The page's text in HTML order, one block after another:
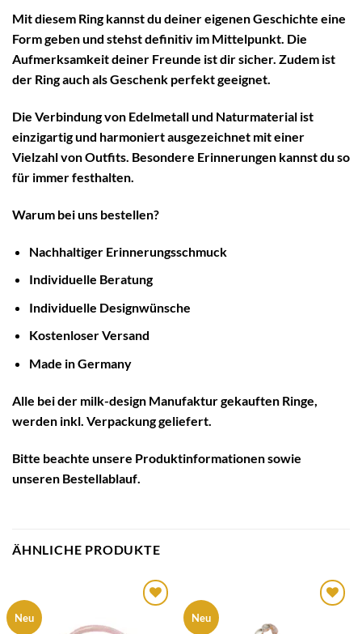
Mit diesem Ring kannst du deiner eigenen Geschichte eine
Form geben und stehst definitiv im Mittelpunkt. Die
Aufmerksamkeit deiner Freunde ist dir sicher. Zudem ist
der Ring auch als Geschenk perfekt geeignet.
Die Verbindung von Edelmetall und Naturmaterial ist
einzigartig und harmoniert ausgezeichnet mit einer
Vielzahl von Outfits. Besondere Erinnerungen kannst du so
für immer festhalten.
Warum bei uns bestellen?
Nachhaltiger Erinnerungsschmuck
Individuelle Beratung
Individuelle Designwünsche
Kostenloser Versand
Made in Germany
Alle bei der milk-design Manufaktur gekauften Ringe,
werden inkl. Verpackung geliefert.
Bitte beachte unsere Produktinformationensowie
unseren Bestellablauf
ÄHNLICHE PRODUKTE
Neu
Wunschliste
Neu